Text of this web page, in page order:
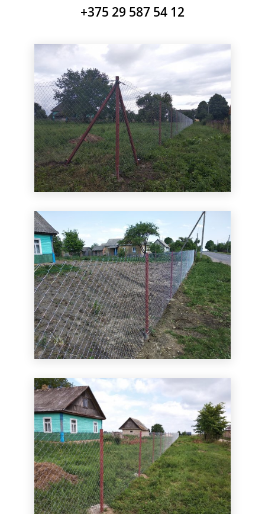
+375 29 587 54 12